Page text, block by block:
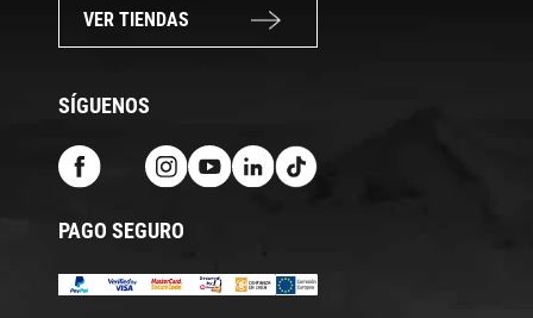
VER TIENDAS
SÍGUENOS
PAGO SEGURO